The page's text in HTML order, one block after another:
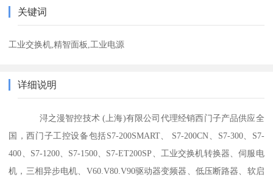
关键词
工业交换机,精智面板,工业电源
详细说明
浔之漫智控技术 (上海)有限公司代理经销西门子产品供应全
国，西门子工控设备包括S7-200SMART、 S7-200CN、S7-300、S7-
400、S7-1200、S7-1500、S7-ET200SP、工业交换机转换器、伺服电
机，三相异步电机、V60.V80.V90驱动器变频器、低压断路器、软启